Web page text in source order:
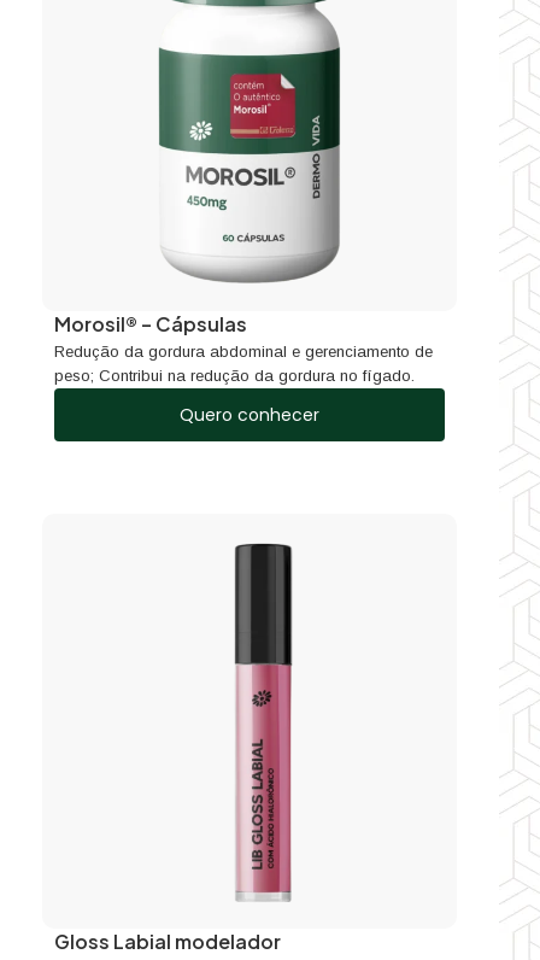
Morosil® – Cápsulas
Redução da gordura abdominal e gerenciamento de
peso; Contribui na redução da gordura no fígado.
Quero conhecer
Gloss Labial modelador